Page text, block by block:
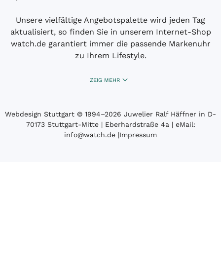
Unsere vielfältige Angebotspalette wird jeden Tag
aktualisiert, so finden Sie in unserem Internet-Shop
watch.de garantiert immer die passende Markenuhr
zu Ihrem Lifestyle.
ZEIG MEHR
Webdesign Stuttgart © 1994­–2026 Juwelier Ralf Häffner in D-
70173 Stuttgart-Mitte | Eberhardstraße 4a | eMail:
info@watch.de |Impressum